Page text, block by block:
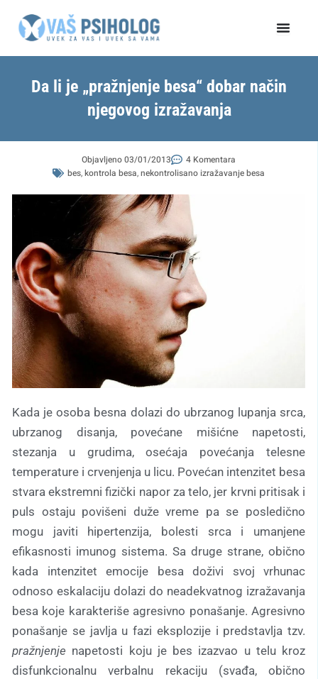
Da li je „pražnjenje besa“ dobar način
njegovog izražavanja
Objavljeno03/01/2013
4 Komentara
bes,kontrola besa,nekontrolisano izražavanje besa
Kada je osoba besna dolazi do ubrzanog lupanja srca,
ubrzanog disanja, povećane mišićne napetosti,
stezanja u grudima, osećaja povećanja telesne
temperature i crvenjenja u licu. Povećan intenzitet besa
stvara ekstremni fizički napor za telo, jer krvni pritisak i
puls ostaju povišeni duže vreme pa se posledično
mogu javiti hipertenzija, bolesti srca i umanjene
efikasnosti imunog sistema. Sa druge strane, obično
kada intenzitet emocije besa doživi svoj vrhunac
odnoso eskalaciju dolazi do neadekvatnog izražavanja
besa koje karakteriše agresivno ponašanje. Agresivno
ponašanje se javlja u fazi eksplozije i predstavlja tzv.
pražnjenje napetosti koju je bes izazvao u telu kroz
disfunkcionalnu verbalnu rekaciju (svađa, obično